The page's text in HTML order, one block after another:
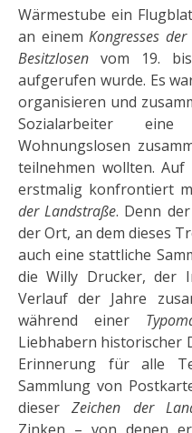
Wärmestube ein
an einemKongresses
Besitzlosen vom 19.
aufgerufen wurde. Es
organisieren und
Sozialarbeiter
Wohnungslosen
teilnehmen wollten. Auf
erstmalig konfrontiert
der Landstraße. Denn der
der Ort, an dem dieses
auch eine stattliche
die Wil­ly Drucker, der
Verlauf der Jahre
während einer
Liebhabern historischer
Erinnerung für alle
Sammlung von
dieserZeichen der